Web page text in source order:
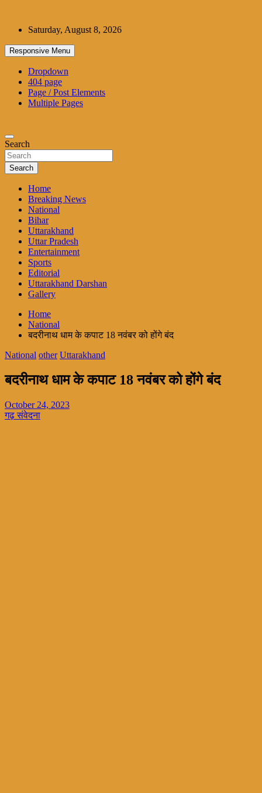
contentSaturday, August 8, 2026
Responsive Menu
Dropdown
404 page
Page / Post Elements
Multiple Pages
Search
Search
Home
Breaking News
National
Bihar
Uttarakhand
Uttar Pradesh
Entertainment
Sports
Editorial
Uttarakhand Darshan
Gallery
Home
National
बदरीनाथ धाम के कपाट 18 नवंबर को होंगे बंद
National other Uttarakhand
बदरीनाथ धाम के कपाट 18 नवंबर को होंगे बंद
October 24, 2023
गढ़ संवेदना